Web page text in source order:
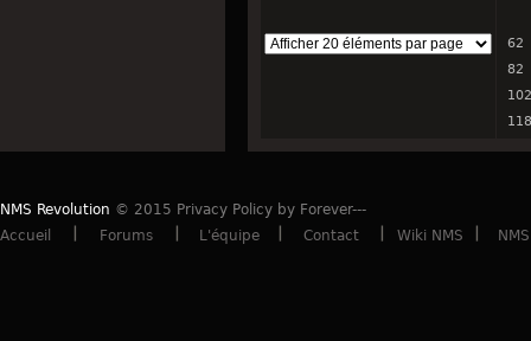
62
82
102
118
NMS Revolution © 2015 Privacy Policy by Forever---
Accueil
Forums L'équipe Contact Wiki NMS